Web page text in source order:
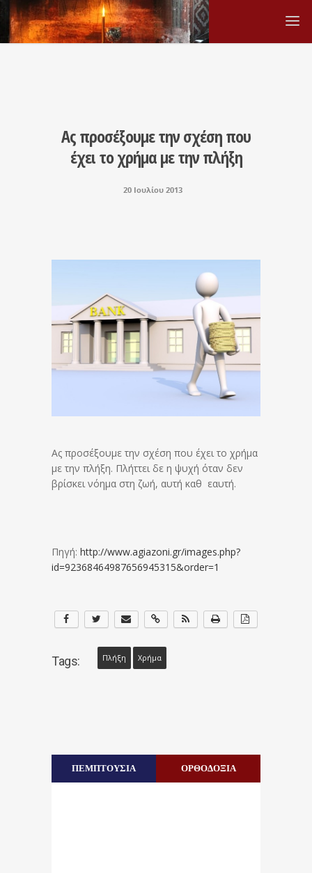
Ας προσέξουμε την σχέση που
έχει το χρήμα με την πλήξη
20 Ιουλίου 2013
Ας προσέξουμε την σχέση που έχει το χρήμα
με την πλήξη. Πλήττει δε η ψυχή όταν δεν
βρίσκει νόημα στη ζωή, αυτή καθ εαυτή.
Πηγή: http://www.agiazoni.gr/images.php?
id=92368464987656945315&order=1
Tags: Πλήξη Χρήμα
ΠΕΜΠΤΟΥΣΙΑ ΟΡΘΟΔΟΞΙΑ